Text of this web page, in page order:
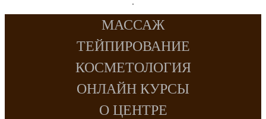
МАССАЖ
ТЕЙПИРОВАНИЕ
КОСМЕТОЛОГИЯ
ОНЛАЙН КУРСЫ
О ЦЕНТРЕ